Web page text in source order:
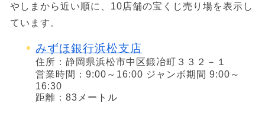
やしまから近い順に、10店舗の宝くじ売り場を表示し
ています。
みずほ銀行浜松支店
住所：静岡県浜松市中区鍛冶町３３２－１
営業時間：9:00～16:00 ジャンボ期間 9:00～
16:30
距離：83メートル